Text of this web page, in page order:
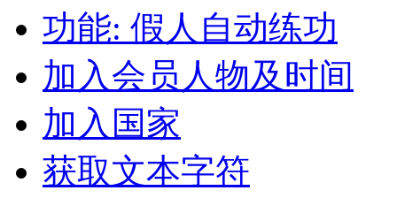
功能: 假人自动练功
加入会员人物及时间
加入国家
获取文本字符